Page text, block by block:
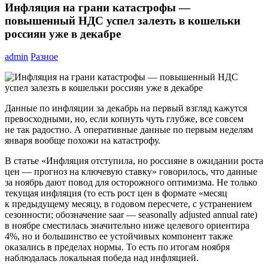
Инфляция на грани катастрофы —
повышенный НДС успел залезть в кошельки
россиян уже в декабре
admin Разное
Данные по инфляции за декабрь на первый взгляд кажутся
превосходными, но, если копнуть чуть глубже, все совсем
не так радостно. А оперативные данные по первым неделям
января вообще похожи на катастрофу.
В статье «Инфляция отступила, но россияне в ожидании роста
цен — прогноз на ключевую ставку» говорилось, что данные
за ноябрь дают повод для осторожного оптимизма. Не только
текущая инфляция (то есть рост цен в формате «месяц
к предыдущему месяцу, в годовом пересчете, с устранением
сезонности; обозначение saar — seasonally adjusted annual rate)
в ноябре сместилась значительно ниже целевого ориентира
4%, но и большинство ее устойчивых компонент также
оказались в пределах нормы. То есть по итогам ноября
наблюдалась локальная победа над инфляцией.